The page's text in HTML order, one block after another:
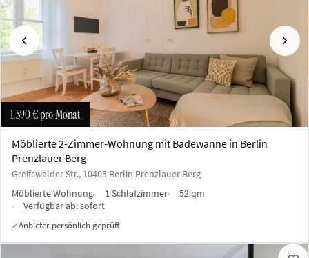
Vorherige
1.590 €pro Monat
Möblierte 2-Zimmer-Wohnung mit Badewanne in Berlin
Prenzlauer Berg
Greifswalder Str., 10405 Berlin Prenzlauer Berg
Möblierte Wohnung
1 Schlafzimmer
52 qm
Verfügbar ab:sofort
✓Anbieter persönlich geprüft